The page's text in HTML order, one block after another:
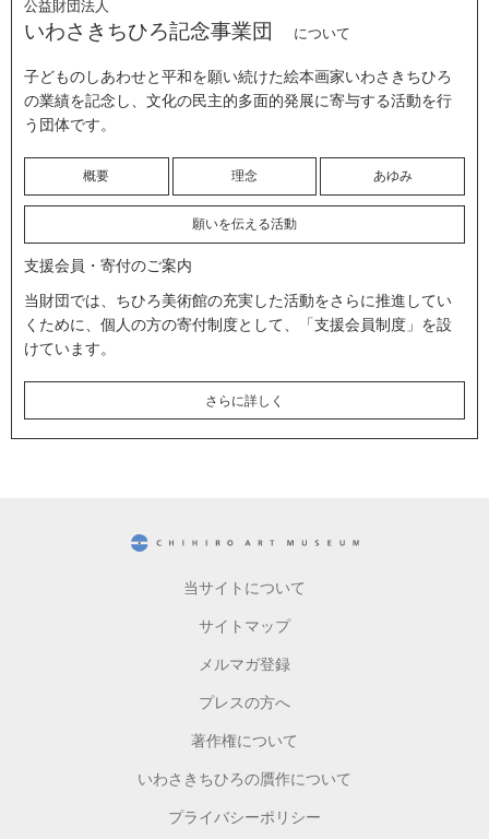
公益財団法人
いわさきちひろ記念事業団 について
子どものしあわせと平和を願い続けた絵本画家いわさきちひろ
の業績を記念し、文化の民主的多面的発展に寄与する活動を行
う団体です。
概要 理念 あゆみ
願いを伝える活動
支援会員・寄付のご案内
当財団では、ちひろ美術館の充実した活動をさらに推進してい
くために、個人の方の寄付制度として、「支援会員制度」を設
けています。
さらに詳しく
当サイトについて
サイトマップ
メルマガ登録
プレスの方へ
著作権について
いわさきちひろの贋作について
プライバシーポリシー